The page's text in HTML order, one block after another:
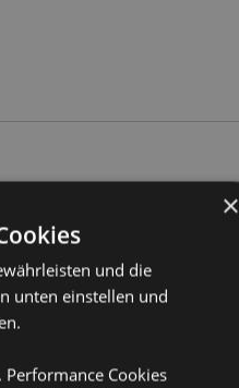
11.5cm Breite 14.5cm Tiefe 10cm
×
und die
unten einstellen und
Cookies